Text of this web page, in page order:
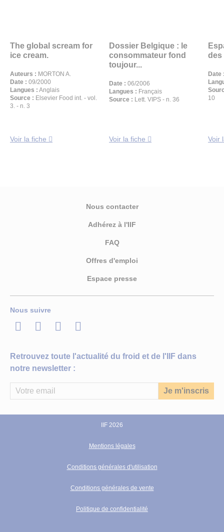
The global scream for
ice cream.
Auteurs : MORTON A.
Date : 09/2000
Langues : Anglais
Source : Elsevier Food int. - vol.
3. - n. 3
Voir la fiche
Dossier Belgique : le
consommateur fond
toujour...
Date : 06/2006
Langues : Français
Source : Lett. VIPS - n. 36
Voir la fiche
des
Date
10
Voir
Nous contacter
Adhérez à l'IIF
FAQ
Offres d'emploi
Espace presse
Nous suivre
LinkedInTwitterFacebook
Youtube
Retrouvez toute l'actualité du froid et de l'IIF dans
notre newsletter :
IIF 2026
Mentions légales
Conditions générales d'utilisation
Conditions générales de vente
Politique de confidentialité